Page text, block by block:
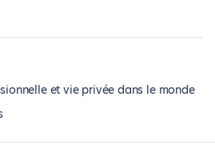
et vie privée dans le monde